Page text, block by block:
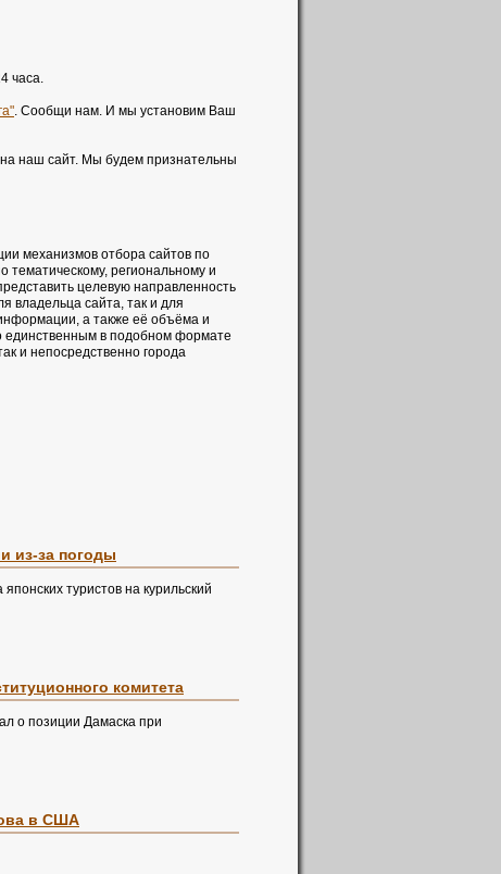
часа.
. Сообщи нам. И мы установим Ваш
наш сайт. Мы будем признательны
механизмов отбора сайтов по
тематическому, региональному и
целевую направленность
владельца сайта, так и для
а также её объёма и
единственным в подобном формате
и непосредственно города
из-за погоды
туристов на курильский
комитета
о позиции Дамаска при
в США